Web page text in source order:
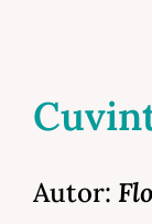
Autor: